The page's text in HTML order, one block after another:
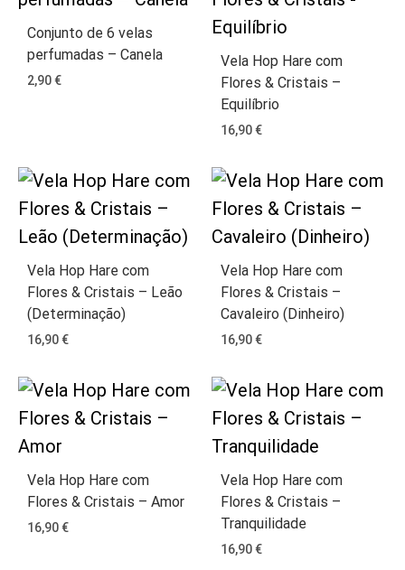
Conjunto de 6 velas
perfumadas – Canela
2,90€
Vela Hop Hare com
Flores & Cristais –
Equilíbrio
16,90€
Vela Hop Hare com
Flores & Cristais – Leão
(Determinação)
16,90€
Vela Hop Hare com
Flores & Cristais –
Cavaleiro (Dinheiro)
16,90€
Vela Hop Hare com
Flores & Cristais – Amor
16,90€
Vela Hop Hare com
Flores & Cristais –
Tranquilidade
16,90€